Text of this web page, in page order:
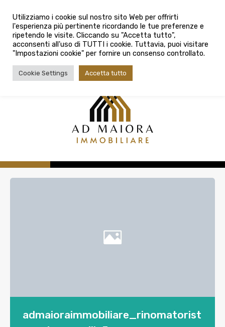
080 3759025
Città
Tipologia contratto
Tipologia contratto
admaioraimmobiliare_rinomatorist
Utilizziamo i cookie sul nostro sito Web per offrirti
l'esperienza più pertinente ricordando le tue preferenze e
ripetendo le visite. Cliccando su "Accetta tutto",
acconsenti all'uso di TUTTI i cookie. Tuttavia, puoi visitare
"Impostazioni cookie" per fornire un consenso controllato.
Cookie Settings Accetta tutto